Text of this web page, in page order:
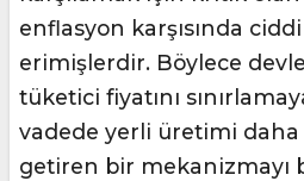
enflasyon karşısında
erimişlerdir. Böylece
tüketici fiyatını
vadede yerli üretimi daha
getiren bir mekanizmayı